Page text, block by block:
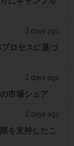
2 days ago
ロセスに基づ
2 days ago
市場シェア
2 days ago
を支持したこ